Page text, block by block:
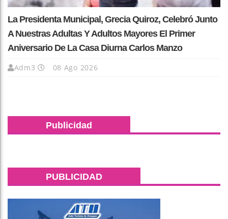
La Presidenta Municipal, Grecia Quiroz, Celebró Junto
A Nuestras Adultas Y Adultos Mayores El Primer
Aniversario De La Casa Diurna Carlos Manzo
Adm3 08 Ago 2026
Publicidad
PUBLICIDAD